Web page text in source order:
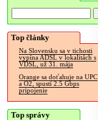
Top články
Na Slovensku sa v tichosti
vypína ADSL v lokalitách s
VDSL, už 31. mája
Orange sa doťahuje na UPC
a O2, spustí 2.5 Gbps
pripojenie
Top správy